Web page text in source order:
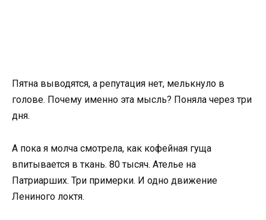
Пятна выводятся, а репутация нет, мелькнуло в
голове. Почему именно эта мысль? Поняла через три
дня.
А пока я молча смотрела, как кофейная гуща
впитывается в ткань. 80 тысяч. Ателье на
Патриарших. Три примерки. И одно движение
Лениного локтя.